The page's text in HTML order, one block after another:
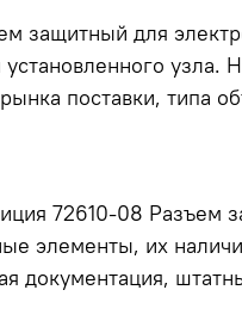
защитный для
поставки, типа
72610-08
элементы, их
документация,